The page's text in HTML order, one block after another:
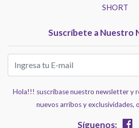
SHORT
Suscríbete a Nuestro
Hola!!! suscríbase nuestro newsletter y
nuevos arribos y exclusividades,
Síguenos: